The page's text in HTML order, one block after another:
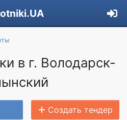
в г. Володарск-
Создать тендер